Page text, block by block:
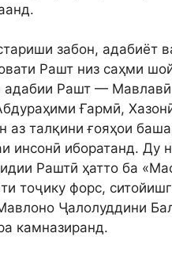
забон, адабиёт
Рашт низ саҳми
адабии Рашт —
Ғармӣ,
аз талқини ғояҳои
инсонӣ иборатанд. Ду
Раштӣ ҳатто ба
тоҷику форс,
Ҷалолуддини
камназиранд.